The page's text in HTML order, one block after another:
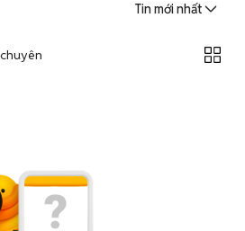
Tin mới nhất